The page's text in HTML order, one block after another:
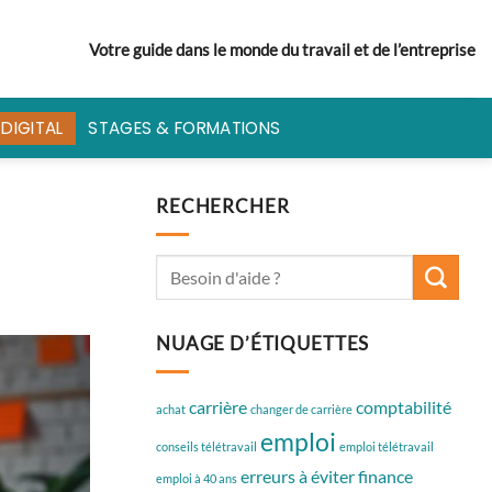
Votre guide dans le monde du travail et de l’entreprise
STAGES & FORMATIONS
RECHERCHER
NUAGE D’ÉTIQUETTES
achat carrière changer de carrière comptabilité
conseils télétravail emploi emploi télétravail
emploi à 40 ans erreurs à éviterfinance